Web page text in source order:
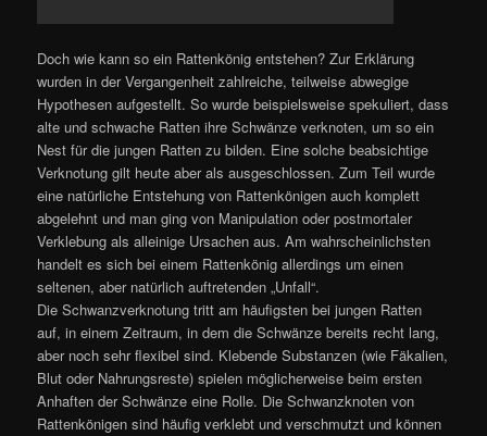
Doch wie kann so ein Rattenkönig entstehen? Zur Erklärung
wurden in der Vergangenheit zahlreiche, teilweise abwegige
Hypothesen aufgestellt. So wurde beispielsweise spekuliert, dass
alte und schwache Ratten ihre Schwänze verknoten, um so ein
Nest für die jungen Ratten zu bilden. Eine solche beabsichtige
Verknotung gilt heute aber als ausgeschlossen. Zum Teil wurde
eine natürliche Entstehung von Rattenkönigen auch komplett
abgelehnt und man ging von Manipulation oder postmortaler
Verklebung als alleinige Ursachen aus. Am wahrscheinlichsten
handelt es sich bei einem Rattenkönig allerdings um einen
seltenen, aber natürlich auftretenden „Unfall“.
Die Schwanzverknotung tritt am häufigsten bei jungen Ratten
auf, in einem Zeitraum, in dem die Schwänze bereits recht lang,
aber noch sehr flexibel sind. Klebende Substanzen (wie Fäkalien,
Blut oder Nahrungsreste) spielen möglicherweise beim ersten
Anhaften der Schwänze eine Rolle. Die Schwanzknoten von
Rattenkönigen sind häufig verklebt und verschmutzt und können